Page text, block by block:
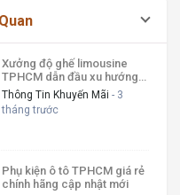
Xưởng độ ghế limousine
TPHCM dẫn đầu xu hướng
nội thất 2026
Thông Tin Khuyến Mãi - 3
tháng trước
Phụ kiện ô tô TPHCM giá rẻ
chính hãng cập nhật mới